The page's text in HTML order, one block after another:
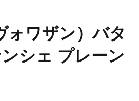
ォワザン）バタ
シェ プレーン